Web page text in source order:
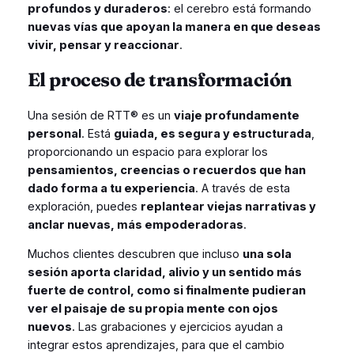
profundos y duraderos: el cerebro está formando
nuevas vías que apoyan la manera en que deseas
vivir, pensar y reaccionar.
El proceso de transformación
Una sesión de RTT® es un viaje profundamente
personal. Está guiada, es segura y estructurada
proporcionando un espacio para explorar los
pensamientos, creencias o recuerdos que han
dado forma a tu experiencia. A través de esta
exploración, puedes replantear viejas narrativas y
anclar nuevas, más empoderadoras.
Muchos clientes descubren que incluso una sola
sesión aporta claridad, alivio y un sentido más
fuerte de control, como si finalmente pudieran
ver el paisaje de su propia mente con ojos
nuevos. Las grabaciones y ejercicios ayudan a
integrar estos aprendizajes, para que el cambio